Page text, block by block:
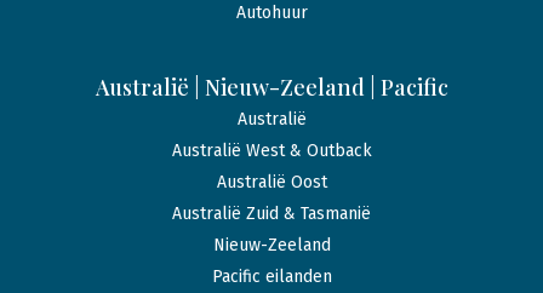
Autohuur
Australië | Nieuw-Zeeland | Pacific
Australië
Australië West & Outback
Australië Oost
Australië Zuid & Tasmanië
Nieuw-Zeeland
Pacific eilanden